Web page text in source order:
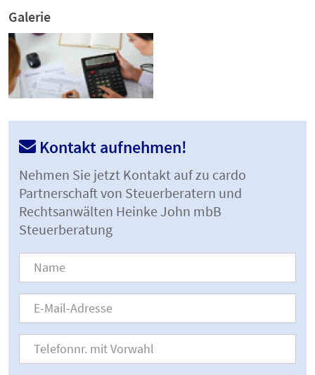
Galerie
Kontakt aufnehmen!
Nehmen Sie jetzt Kontakt auf zu cardo
Partnerschaft von Steuerberatern und
Rechtsanwälten Heinke John mbB
Steuerberatung